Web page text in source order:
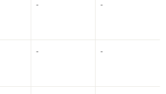
- -
- -